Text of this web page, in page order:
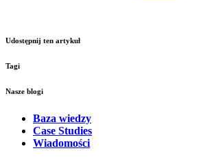
Udostępnij ten artykuł
Tagi
Nasze blogi
Baza wiedzy
Case Studies
Wiadomości